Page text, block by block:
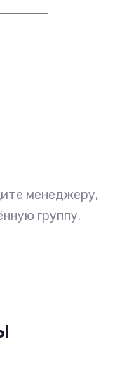
менеджеру,
группу.